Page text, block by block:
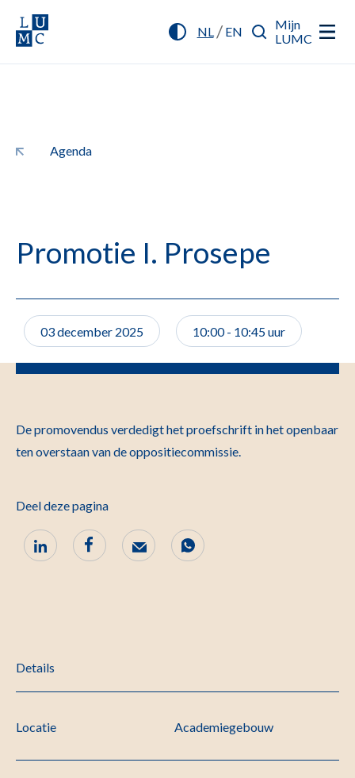
NL/ EN
Mijn
LUMC
Agenda
Promotie I. Prosepe
03 december 2025 10:00 - 10:45 uur
De promovendus verdedigt het proefschrift in het openbaar
ten overstaan van de oppo­sitie­commissie.
Deel deze pagina
Details
Locatie Academiegebouw